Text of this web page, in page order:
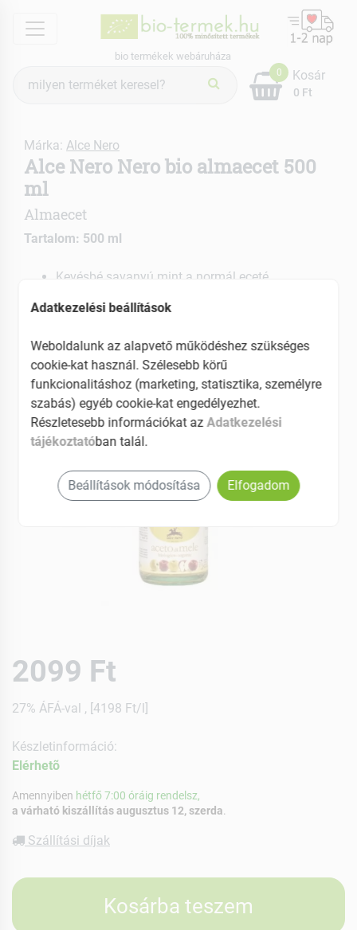
menu
bio termékek webáruháza
keresés
0
0 Ft
Kosár
Márka: Alce Nero
Alce Nero Nero bio almaecet 500
ml
Almaecet
Tartalom: 500 ml
Kevésbé savanyú mint a normál eceté
2099 Ft
27% ÁFÁ-val , [4198 Ft/l]
Készletinformáció:
Elérhetõ
Amennyiben hétfő 7:00 óráig rendelsz,
a várható kiszállítás augusztus 12, szerda
Szállítási díjak
Kosárba teszem
Adatkezelési beállítások
Weboldalunk az alapvető működéshez szükséges
cookie-kat használ. Szélesebb körű
funkcionalitáshoz (marketing, statisztika, személyre
szabás) egyéb cookie-kat engedélyezhet.
Részletesebb információkat azAdatkezelési
tájékoztatóban talál.
Beállítások módosítása Elfogadom